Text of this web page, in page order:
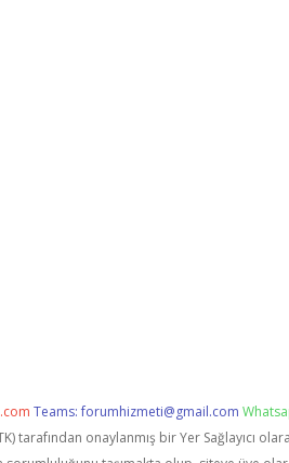
Teams:forumhizmeti@gmail.com
tarafından onaylanmış bir Yer